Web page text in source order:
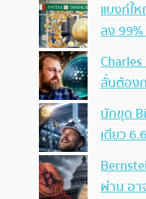
แบงก์ใ
ลง
ลั่นต้อง
นักขุด
เดียว
ผ่าน อา